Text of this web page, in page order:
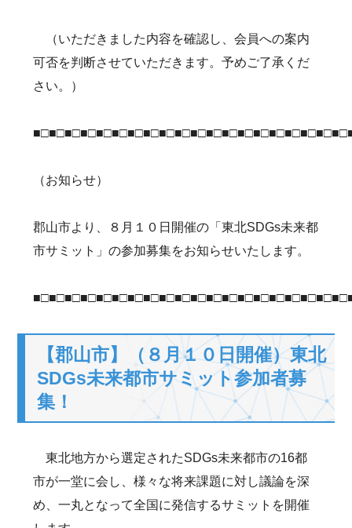
（いただきました内容を確認し、会員への案内
可否を判断させていただきます。予めご了承くだ
さい。）
（お知らせ）
郡山市より、８月１０日開催の「東北SDGs未来都
市サミット」の参加募集をお知らせいたします。
【郡山市】（８月１０日開催）東北
SDGs未来都市サミット参加者募
集！
東北地方から選定されたSDGs未来都市の16都
市が一堂に会し、様々な将来課題に対し議論を深
め、一丸となって全国に発信するサミットを開催